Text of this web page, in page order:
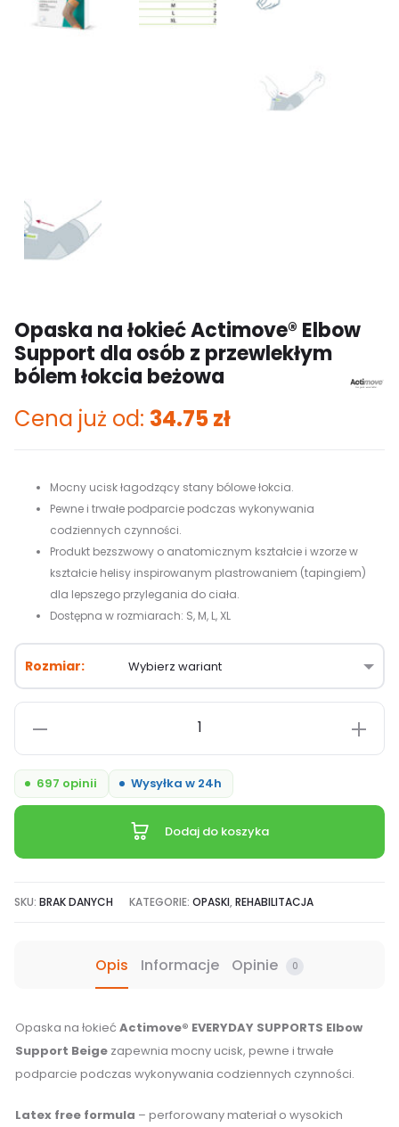
Opaska na łokieć Actimove® Elbow
Support dla osób z przewlekłym
bólem łokcia beżowa
Cena już od: 34.75zł
Mocny ucisk łagodzący stany bólowe łokcia.
Pewne i trwałe podparcie podczas wykonywania
codziennych czynności.
Produkt bezszwowy o anatomicznym kształcie i wzorze w
kształcie helisy inspirowanym plastrowaniem (tapingiem)
dla lepszego przylegania do ciała.
Dostępna w rozmiarach: S, M, L, XL
Rozmiar
697 opinii Wysyłka w 24h
na
łokieć
dla
przewlekłym
łokcia
beżowa
Dodaj do koszyka
SKU:BRAK DANYCH KATEGORIE:OPASKI,REHABILITACJA
Opis Informacje Opinie 0
Opaska na łokiećActimove® EVERYDAY SUPPORTS Elbow
Support Beige zapewnia mocny ucisk, pewne i trwałe
podparcie podczas wykonywania codziennych czynności.
Latex free formula – perforowany materiał o wysokich